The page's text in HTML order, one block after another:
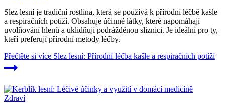
Slez lesní je tradiční rostlina, která se používá k přírodní léčbě kašle
a respiračních potíží. Obsahuje účinné látky, které napomáhají
uvolňování hlenů a uklidňují podrážděnou sliznici. Je ideální pro ty,
kteří preferují přírodní metody léčby.
Přečtěte si více Slez lesní: Přírodní léčba kašle a respiračních potíží
Zdraví